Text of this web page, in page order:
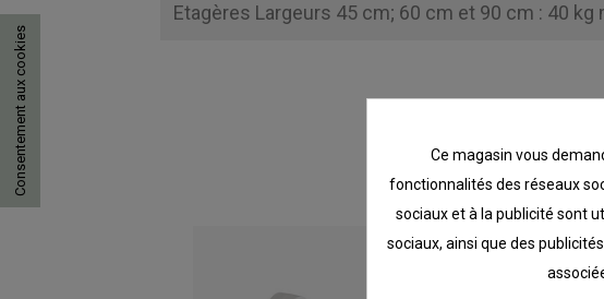
Etagères Largeurs 45 cm; 60 cm et 90 cm : 40 kg
Ce magasin vous
fonctionnalités des réseaux
sociaux et à la publicité sont
sociaux, ainsi que des
Consentement aux cookies